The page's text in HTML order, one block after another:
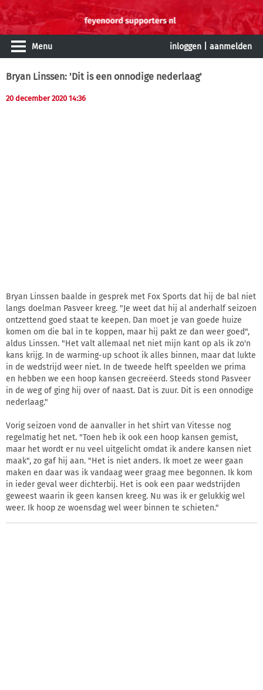
Menu inloggen aanmelden
Bryan Linssen: 'Dit is een onnodige nederlaag'
20 december 2020 14:36
Bryan Linssen baalde in gesprek met Fox Sports dat hij de bal niet
langs doelman Pasveer kreeg. "Je weet dat hij al anderhalf seizoen
ontzettend goed staat te keepen. Dan moet je van goede huize
komen om die bal in te koppen, maar hij pakt ze dan weer goed",
aldus Linssen. "Het valt allemaal net niet mijn kant op als ik zo'n
kans krijg. In de warming-up schoot ik alles binnen, maar dat lukte
in de wedstrijd weer niet. In de tweede helft speelden we prima
en hebben we een hoop kansen gecreëerd. Steeds stond Pasveer
in de weg of ging hij over of naast. Dat is zuur. Dit is een onnodige
nederlaag."
Vorig seizoen vond de aanvaller in het shirt van Vitesse nog
regelmatig het net. "Toen heb ik ook een hoop kansen gemist,
maar het wordt er nu veel uitgelicht omdat ik andere kansen niet
maak", zo gaf hij aan. "Het is niet anders. Ik moet ze weer gaan
maken en daar was ik vandaag weer graag mee begonnen. Ik kom
in ieder geval weer dichterbij. Het is ook een paar wedstrijden
geweest waarin ik geen kansen kreeg. Nu was ik er gelukkig wel
weer. Ik hoop ze woensdag wel weer binnen te schieten."